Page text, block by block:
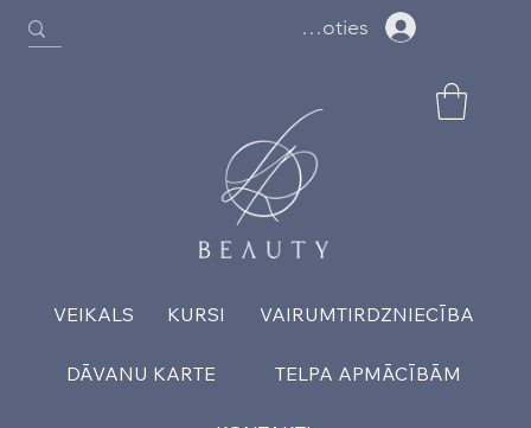
VEIKALS KURSI VAIRUMTIRDZNIECĪBA
DĀVANU KARTE TELPA APMĀCĪBĀM
Ielogoties